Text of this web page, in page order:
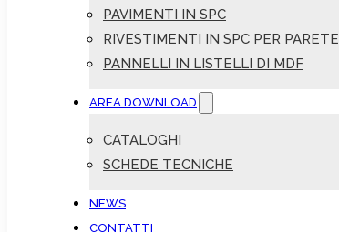
PAVIMENTI IN SPC
RIVESTIMENTI IN SPC PER PARETE
PANNELLI IN LISTELLI DI MDF
AREA DOWNLOAD
CATALOGHI
SCHEDE TECNICHE
NEWS
CONTATTI